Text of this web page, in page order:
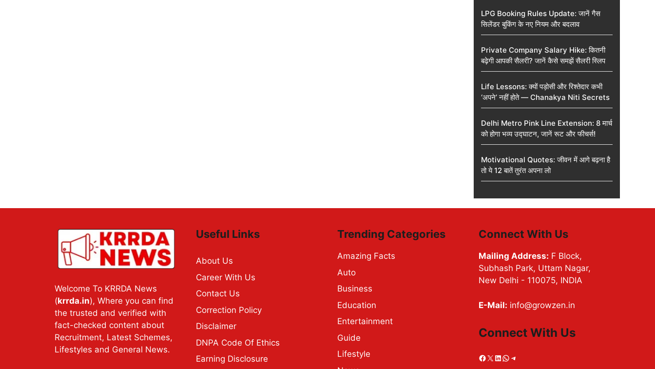
LPG Booking Rules Update: जानें गैस
सिलेंडर बुकिंग के नए नियम और बदलाव
Private Company Salary Hike: कितनी
बढ़ेगी आपकी सैलरी? जानें कैसे समझें सैलरी स्लिप
Life Lessons: क्यों पड़ोसी और रिश्तेदार कभी
‘अपने’ नहीं होते — Chanakya Niti Secrets
Delhi Metro Pink Line Extension: 8 मार्च
को होगा भव्य उद्घाटन, जानें रूट और फीचर्स!
Motivational Quotes: जीवन में आगे बढ़ना है
तो ये 12 बातें तुरंत अपना लो
Welcome To KRRDA News
(krrda.in), Where you can find
the trusted and verified with
fact-checked content about
Recruitment, Latest Schemes,
Lifestyles and General News.
Useful Links
About Us
Career With Us
Contact Us
Correction Policy
Disclaimer
DNPA Code Of Ethics
Earning Disclosure
Trending Categories
Amazing Facts
Auto
Business
Education
Entertainment
Guide
Lifestyle
Connect With Us
Mailing Address: F Block,
Subhash Park, Uttam Nagar,
New Delhi - 110075, INDIA
E-Mail: info@growzen.in
Connect With Us
Facebook
X LinkedIn
WhatsApp
Telegram